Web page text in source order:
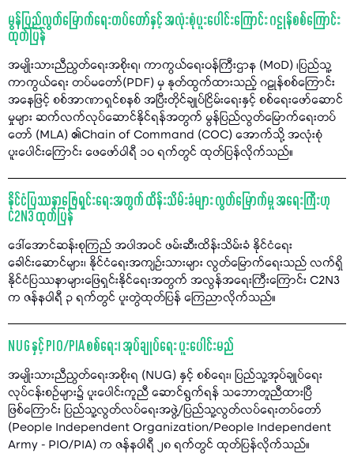
မွန်ပြည်လွတ်မြောက်ရေးတပ်တော်နှင့် အလုံးစုံပူးပေါင်းကြောင်း ဂဠုန်စစ်ကြောင်း
ထုတ်ပြန်
အမျိုးသားညီညွတ်ရေးအစိုးရ၊ ကာကွယ်ရေးဝန်ကြီးဌာန (MoD) ၊ပြည်သူ့
ကာကွယ်ရေး တပ်မတော်(PDF) မှ နုတ်ထွက်ထားသည့် ဂဠုန်စစ်ကြောင်း
အနေဖြင့် စစ်အာဏာရှင်စနစ် အပြီးတိုင်ချုပ်ငြိမ်းရေးနှင့် စစ်ရေးဖော်ဆောင်
မှုများ ဆက်လက်လုပ်ဆောင်နိုင်ရန်အတွက် မွန်ပြည်လွတ်မြောက်ရေးတပ်
တော် (MLA) ၏Chain of Command (COC) အောက်သို့ အလုံးစုံ
ပူးပေါင်းကြောင်း ဖေဖော်ဝါရီ ၁၀ ရက်တွင် ထုတ်ပြန်လိုက်သည်။
နိုင်ငံပြဿနာဖြေရှင်းရေးအတွက် ထိန်းသိမ်းခံများ လွတ်မြောက်မှု အရေးကြီးဟု
C2N3 ထုတ်ပြန်
ဒေါ်အောင်ဆန်းစုကြည် အပါအဝင် ဖမ်းဆီးထိန်းသိမ်းခံ နိုင်ငံရေး
ခေါင်းဆောင်များ၊ နိုင်ငံရေးအကျဉ်းသားများ လွတ်မြောက်ရေးသည် လက်ရှိ
နိုင်ငံပြဿနာများဖြေရှင်းနိုင်ရေးအတွက် အလွန်အရေးကြီးကြောင်း C2N3
က ဇန်နဝါရီ ၃ ရက်တွင် ပူးတွဲထုတ်ပြန် ကြေညာလိုက်သည်။
NUG နှင့် PIO/PIA စစ်ရေး၊ အုပ်ချုပ်ရေး ပူးပေါင်းမည်
အမျိုးသားညီညွတ်ရေးအစိုးရ (NUG) နှင့် စစ်ရေး၊ ပြည်သူ့အုပ်ချုပ်ရေး
လုပ်ငန်းစဉ်များ၌ ပူးပေါင်းကူညီ ဆောင်ရွက်ရန် သဘောတူညီထားပြီ
ဖြစ်ကြောင်း ပြည်သူ့လွတ်လပ်ရေးအဖွဲ့/ပြည်သူ့လွတ်လပ်ရေးတပ်တော်
(People Independent Organization/People Independent
Army - PIO/PIA) က ဇန်နဝါရီ ၂၈ ရက်တွင် ထုတ်ပြန်လိုက်သည်။